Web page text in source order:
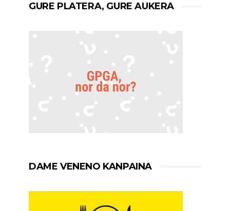
GURE PLATERA, GURE AUKERA
DAME VENENO KANPAINA